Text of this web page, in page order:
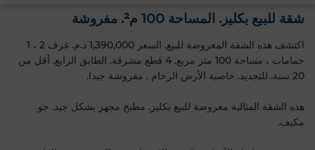
شقة للبيع بكليز. المساحة 100 م². مفروشة
اكتشف هذه الشقة المعروضة للبيع. السعر 1,390,000 د.م. غرف 2 ، 1
حمامات ، مساحة 100 متر مربع. 4 قطع مشرقة. الطابق الرابع‎. أقل من
20 سنة. للتجديد. خاصية الأرض الرخام . مفروشة جيدا.
هذه الشقة المثالية معروضة للبيع بكليز. مطبخ مجهز بشكل جيد. جو
مكيف.